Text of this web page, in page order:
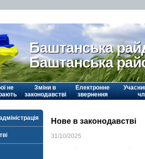
Баштанська
Баштанська
не
Зміни в
законодавстві
Електронне
звернення
Нове в законодавстві
31/10/2025